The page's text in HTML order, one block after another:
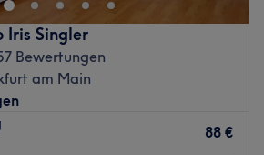
auf einen Kaffee in
besuchen, damit wir Ihre
können.
zur Salonansicht
Iris Singler
Bewertungen
am Main
88 €